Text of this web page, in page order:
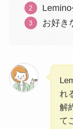
お好き
れ
解
て